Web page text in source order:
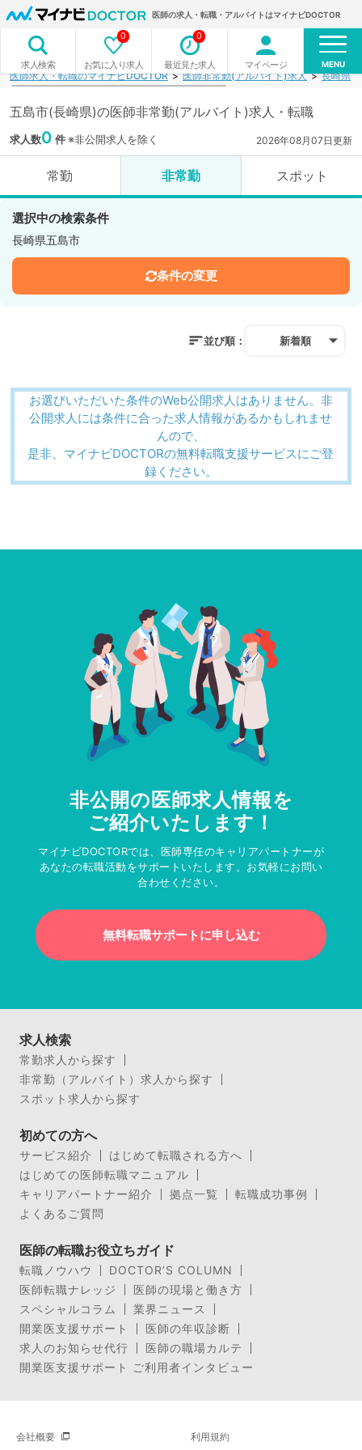
医師の求人・転職・アルバイトはマイナビDOCTOR
求人検索 お気に入り求人
0
最近見た求人
0
マイページ MENU
医師求人・転職のマイナビDOCTOR 医師非常勤(アルバイト)求人 長崎県
五島市(長崎県)の医師非常勤(アルバイト)求人・転職
求人数0 件※非公開求人を除く 2026年08月07日更新
常勤 非常勤 スポット
選択中の検索条件
長崎県五島市
条件の変更
並び順： 新着順
お選びいただいた条件のWeb公開求人はありません。非
公開求人には条件に合った求人情報があるかもしれませ
んので、
是非、マイナビDOCTORの無料転職支援サービスにご登
録ください。
非公開の医師求人情報を
ご紹介いたします！
マイナビDOCTORでは、医師専任のキャリアパートナーが
あなたの転職活動をサポートいたします。お気軽にお問い
合わせください。
無料転職サポートに申し込む
求人検索
常勤求人から探す
非常勤（アルバイト）求人から探す
スポット求人から探す
初めての方へ
サービス紹介
はじめて転職される方へ
はじめての医師転職マニュアル
キャリアパートナー紹介
拠点一覧
転職成功事例
よくあるご質問
医師の転職お役立ちガイド
転職ノウハウ
DOCTOR’S COLUMN
医師転職ナレッジ
医師の現場と働き方
スペシャルコラム
業界ニュース
開業医支援サポート
医師の年収診断
求人のお知らせ代行
医師の職場カルテ
開業医支援サポート ご利用者インタビュー
会社概要 利用規約